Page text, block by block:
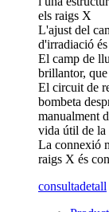
els raigs X
L'ajust del
d'irradiació
El camp de
brillantor,
El circuit de
bombeta
manualment
vida útil de la
La connexió
raigs X és
consultadetall